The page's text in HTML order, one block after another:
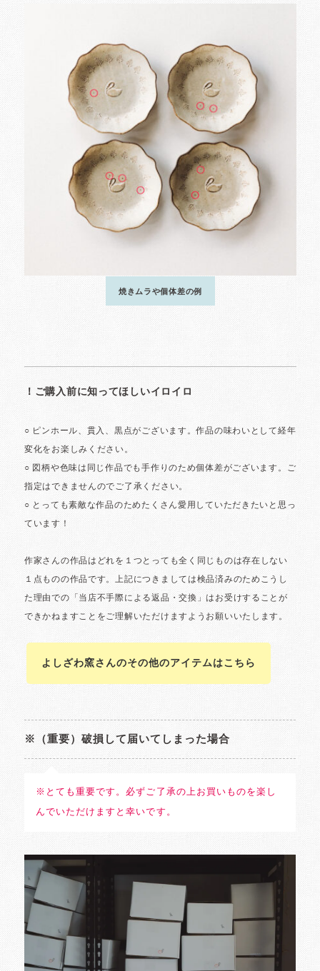
よしざわ窯さんのその他のアイテムはこちら
※（重要）破損して届いてしまった場合
※とても重要です。必ずご了承の上お買いものを楽し
んでいただけますと幸いです。